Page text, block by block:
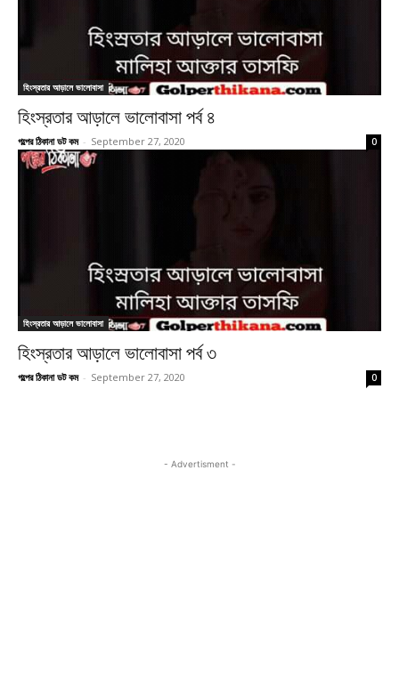
হিংস্রতার আড়ালে ভালোবাসা
হিংস্রতার আড়ালে ভালোবাসা পর্ব ৪
গল্পের ঠিকানা ডট কম - September 27, 2020 0
হিংস্রতার আড়ালে ভালোবাসা
হিংস্রতার আড়ালে ভালোবাসা পর্ব ৩
গল্পের ঠিকানা ডট কম - September 27, 2020 0
- Advertisment -